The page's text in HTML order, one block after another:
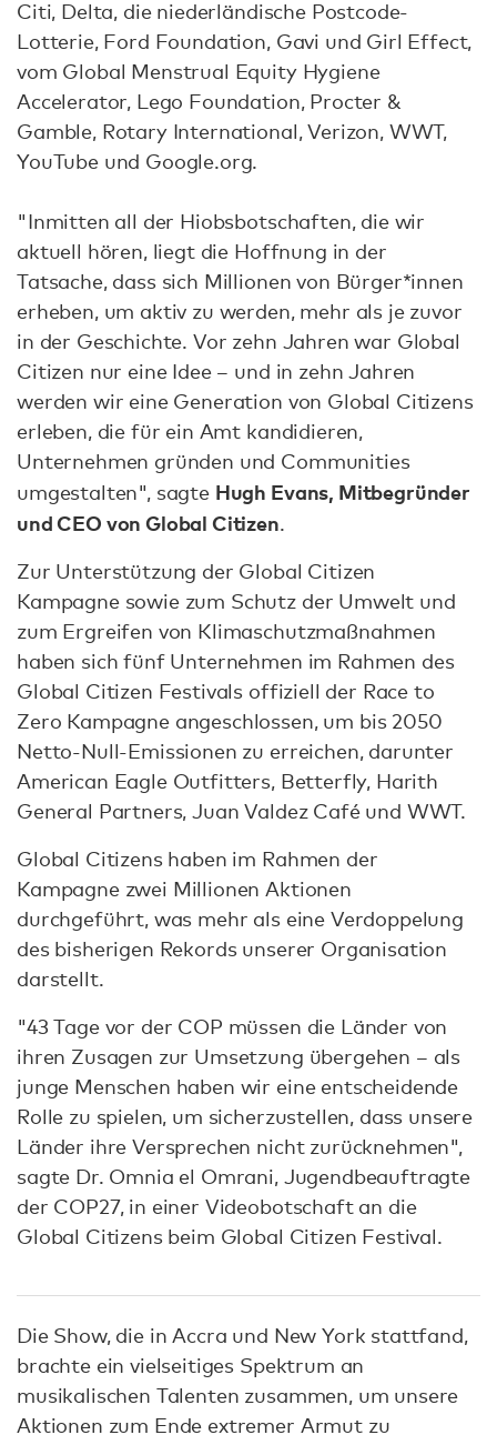
Citi, Delta, die niederländische Postcode-
Lotterie, Ford Foundation, Gavi und Girl Effect,
vom Global Menstrual Equity Hygiene
Accelerator, Lego Foundation, Procter &
Gamble, Rotary International, Verizon, WWT,
YouTube und Google.org.
"Inmitten all der Hiobsbotschaften, die wir
aktuell hören, liegt die Hoffnung in der
Tatsache, dass sich Millionen von Bürger*innen
erheben, um aktiv zu werden, mehr als je zuvor
in der Geschichte. Vor zehn Jahren war Global
Citizen nur eine Idee – und in zehn Jahren
werden wir eine Generation von Global Citizens
erleben, die für ein Amt kandidieren,
Unternehmen gründen und Communities
umgestalten", sagte Hugh Evans, Mitbegründer
und CEO von Global Citizen.
Zur Unterstützung der Global Citizen
Kampagne sowie zum Schutz der Umwelt und
zum Ergreifen von Klimaschutzmaßnahmen
haben sich fünf Unternehmen im Rahmen des
Global Citizen Festivals offiziell der Race to
Zero Kampagne angeschlossen, um bis 2050
Netto-Null-Emissionen zu erreichen, darunter
American Eagle Outfitters, Betterfly, Harith
General Partners, Juan Valdez Café und WWT.
Global Citizens haben im Rahmen der
Kampagne zwei Millionen Aktionen
durchgeführt, was mehr als eine Verdoppelung
des bisherigen Rekords unserer Organisation
darstellt.
"43 Tage vor der COP müssen die Länder von
ihren Zusagen zur Umsetzung übergehen – als
junge Menschen haben wir eine entscheidende
Rolle zu spielen, um sicherzustellen, dass unsere
Länder ihre Versprechen nicht zurücknehmen",
sagte Dr. Omnia el Omrani, Jugendbeauftragte
der COP27, in einer Videobotschaft an die
Global Citizens beim Global Citizen Festival.
Die Show, die in Accra und New York stattfand,
brachte ein vielseitiges Spektrum an
musikalischen Talenten zusammen, um unsere
Aktionen zum Ende extremer Armut zu